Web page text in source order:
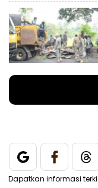
Dapatkan informasi